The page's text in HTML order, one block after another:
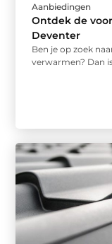
Aanbiedingen
Ontdek de
Deventer
Ben je op zoek
verwarmen? Dan